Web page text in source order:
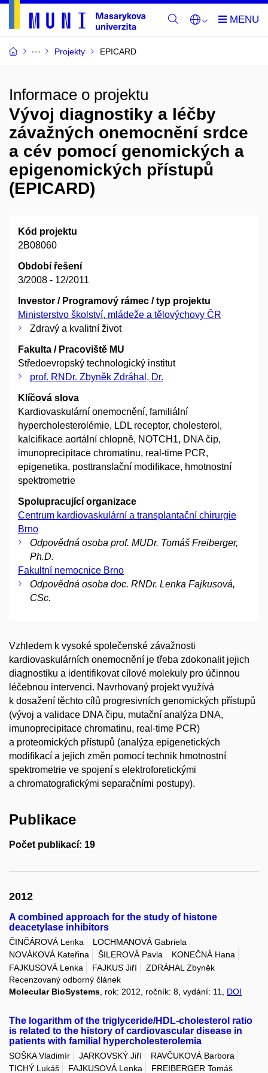
Projekty EPICARD
Informace o projektu
Vývoj diagnostiky a léčby
závažných onemocnění srdce
a cév pomocí genomických a
epigenomických přístupů
(EPICARD)
Kód projektu
2B08060
Období řešení
3/2008 - 12/2011
Investor / Programový rámec / typ projektu
Ministerstvo školství, mládeže a tělovýchovy ČR
Zdravý a kvalitní život
Fakulta / Pracoviště MU
Středoevropský technologický institut
prof. RNDr. Zbyněk Zdráhal, Dr.
Klíčová slova
Kardiovaskulární onemocnění, familiální
hypercholesterolémie, LDL receptor, cholesterol,
kalcifikace aortální chlopně, NOTCH1, DNA čip,
imunoprecipitace chromatinu, real-time PCR,
epigenetika, posttranslační modifikace, hmotnostní
spektrometrie
Spolupracující organizace
Centrum kardiovaskulární a transplantační chirurgie
Brno
Odpovědná osoba prof. MUDr. Tomáš Freiberger,
Ph.D.
Fakultní nemocnice Brno
Odpovědná osoba doc. RNDr. Lenka Fajkusová,
CSc.
Vzhledem k vysoké společenské závažnosti
kardiovaskulárních onemocnění je třeba zdokonalit jejich
diagnostiku a identifikovat cílové molekuly pro účinnou
léčebnou intervenci. Navrhovaný projekt využívá
k dosažení těchto cílů progresivních genomických přístupů
(vývoj a validace DNA čipu, mutační analýza DNA,
imunoprecipitace chromatinu, real-time PCR)
a proteomických přístupů (analýza epigenetických
modifikací a jejich změn pomocí technik hmotnostní
spektrometrie ve spojení s elektroforetickými
a chromatografickými separačními postupy).
Publikace
Počet publikací: 19
2012
A combined approach for the study of histone
deacetylase inhibitors
ČINČÁROVÁ Lenka
LOCHMANOVÁ Gabriela
NOVÁKOVÁ Kateřina
ŠILEROVÁ Pavla
KONEČNÁ Hana
FAJKUSOVÁ Lenka
FAJKUS Jiří
ZDRÁHAL Zbyněk
Recenzovaný odborný článek
Molecular BioSystems , rok: 2012, ročník: 8, vydání: 11, DOI
The logarithm of the triglyceride/HDL-cholesterol ratio
is related to the history of cardiovascular disease in
patients with familial hypercholesterolemia
SOŠKA Vladimír JARKOVSKÝ Jiří
RAVČUKOVÁ Barbora
TICHÝ Lukáš
FAJKUSOVÁ Lenka FREIBERGER Tomáš